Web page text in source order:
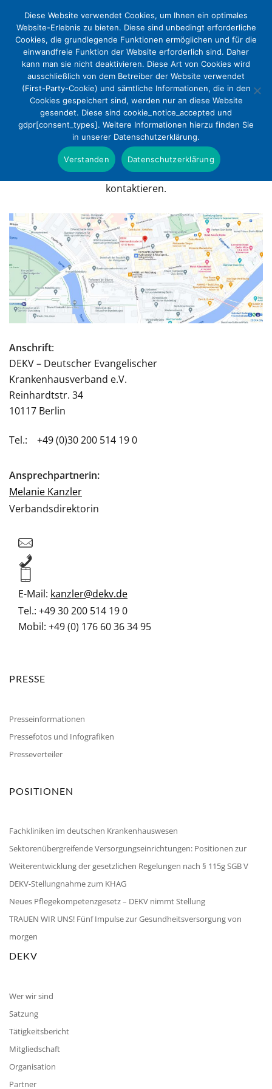
Kontakt
Sie möchten mehr über den DEKV erfahren, haben
Anregungen für uns oder eine Beschwerde? Bitte
zögern Sie nicht, unsere Geschäftsstelle zu
kontaktieren.
Anschrift:
DEKV – Deutscher Evangelischer
Krankenhausverband e.V.
Reinhardtstr. 34
10117 Berlin
Tel.: +49 (0)30 200 514 19 0
Ansprechpartnerin:
Melanie Kanzler
Verbandsdirektorin
E-Mail: kanzler@dekv.de
Tel.: +49 30200 514 19 0
Mobil: +49 (0) 176 60 36 34 95
PRESSE
Presseinformationen
Pressefotos und Infografiken
Presseverteiler
POSITIONEN
Fachkliniken im deutschen Krankenhauswesen
Sektorenübergreifende Versorgungseinrichtungen: Positionen zur
Weiterentwicklung der gesetzlichen Regelungen nach § 115g SGB V
DEKV-Stellungnahme zum KHAG
Neues Pflegekompetenzgesetz – DEKV nimmt Stellung
TRAUEN WIR UNS! Fünf Impulse zur Gesundheitsversorgung von
morgen
DEKV
Wer wir sind
Satzung
Tätigkeitsbericht
Mitgliedschaft
Organisation
Partner
Diese Website verwendet Cookies, um Ihnen ein optimales
Website-Erlebnis zu bieten. Diese sind unbedingt erforderliche
Cookies, die grundlegende Funktionen ermöglichen und für die
einwandfreie Funktion der Website erforderlich sind. Daher
kann man sie nicht deaktivieren. Diese Art von Cookies wird
ausschließlich von dem Betreiber der Website verwendet
(First-Party-Cookie) und sämtliche Informationen, die in den
Cookies gespeichert sind, werden nur an diese Website
gesendet. Diese sind cookie_notice_accepted und
gdpr[consent_types]. Weitere Informationen hierzu finden Sie
in unserer Datenschutzerklärung.
Verstanden Datenschutzerklärung